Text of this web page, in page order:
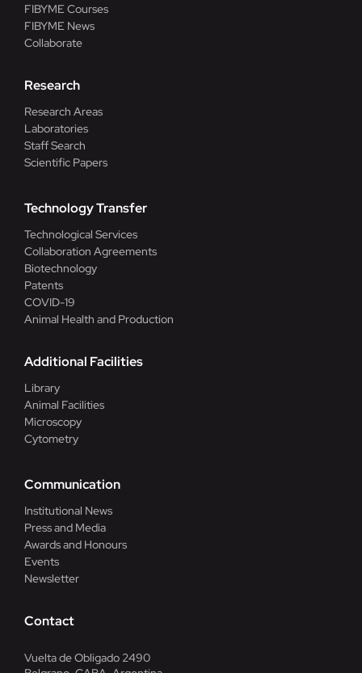
FIBYME Courses
FIBYME News
Collaborate
Research
Research Areas
Laboratories
Staff Search
Scientific Papers
Technology Transfer
Technological Services
Collaboration Agreements
Biotechnology
Patents
COVID-19
Animal Health and Production
Additional Facilities
Library
Animal Facilities
Microscopy
Cytometry
Communication
Institutional News
Press and Media
Awards and Honours
Events
Newsletter
Contact
Vuelta de Obligado 2490